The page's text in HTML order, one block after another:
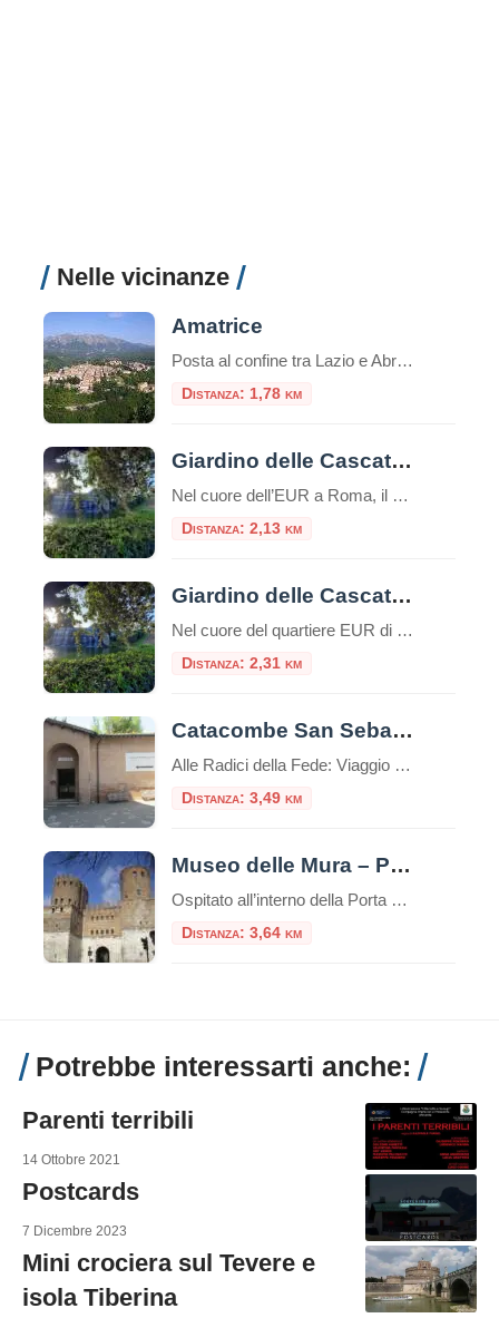
Nelle vicinanze
Amatrice
Posta al confine tra Lazio e Abruzzo, si trova Amatrice (955 s.l.m.). Il territorio si articola in un altipiano centrale, tra i 900 e i 1000 metri, ospitante il lago Scandarello e le numerose frazioni che le fanno da contorno.
Distanza: 1,78 km
Giardino delle Cascate a Roma
Nel cuore dell’EUR a Roma, il Giardino delle Cascate, è un’area verde di circa 42.000 mq. Inaugurata nel 1961 è un giardino con cascate, piante, fontane, vasche, salti e getti d’acqua nato dal disegno dell’architetto Raffaele De Vico. Il Giardino delle Cascate fa parte del Parco Centrale del Lago, che si sviluppa su una superficie […]
Distanza: 2,13 km
Giardino delle Cascate all’EUR
Nel cuore del quartiere EUR di Roma, nascosto tra imponenti edifici e ampie strade, si trova un piccolo gioiello di tranquillità e bellezza: il Giardino delle Cascate. Questo angolo verde, affacciato sul Laghetto dell’EUR, è un esempio perfetto di fusione tra natura e ingegneria, un’oasi di pace che offre un’esperienza sensoriale unica tra il suono […]
Distanza: 2,31 km
Catacombe San Sebastiano
Alle Radici della Fede: Viaggio nelle Catacombe di San Sebastiano sull’Appia Antica Immerse nel verde suggestivo della Via Appia Antica, le Catacombe di San Sebastiano rappresentano una delle testimonianze più affascinanti e stratificate della Roma cristiana e pagana. Questo luogo non è solo un cimitero sotterraneo, ma uno scrigno di storia che custodisce la memoria […]
Distanza: 3,49 km
Museo delle Mura – Porta San Sebastiano
Ospitato all’interno della Porta San Sebastiano delle mura Aureliane, il Museo delle Mura è stato realizzato nel 1990 ed offre ai visitatori un itinerario didattico che ripercorre la storia delle fortificazioni della città, dall’età regia e re
Distanza: 3,64 km
Potrebbe interessarti anche:
Parenti terribili
14 Ottobre 2021
Postcards
7 Dicembre 2023
Mini crociera sul Tevere e
isola Tiberina